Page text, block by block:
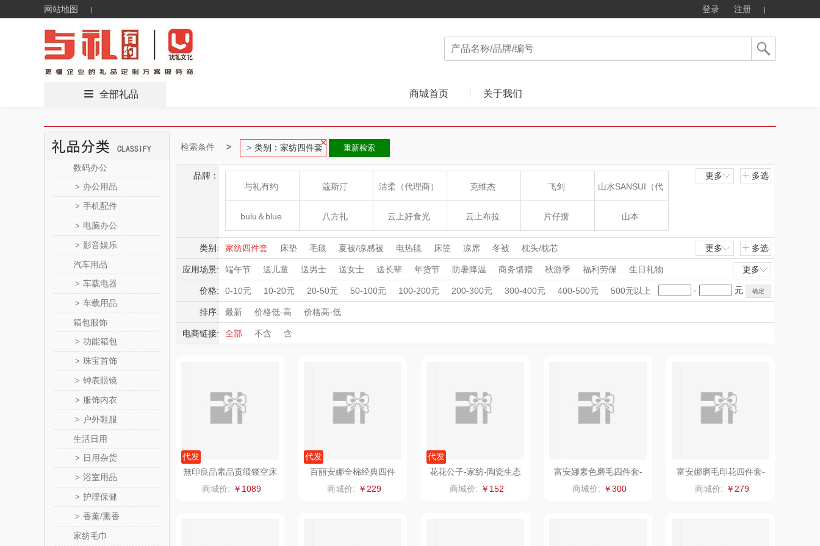
网站地图 登录 注册
全部礼品 商城首页 关于我们
数码办公
> 办公用品
> 手机配件
> 电脑办公
> 影音娱乐
汽车用品
> 车载电器
> 车载用品
箱包服饰
> 功能箱包
> 珠宝首饰
> 钟表眼镜
> 服饰内衣
> 户外鞋服
生活日用
> 日用杂货
> 浴室用品
> 护理保健
> 香薰/熏香
家纺毛巾
检索条件 类别：家纺四件套 重新检索
品牌：
与礼有约
蔻斯汀 洁柔（代理商） 克维杰 飞剑 山水SANSUI（代
理商）
bulu＆blue 八方礼 云上好食光 云上布拉 片仔癀 山本
新秀丽 夏普SHARP 东方沁 绽家 HOLOHOLO
momo（杯壶） 大嘴猴（杯壶厨具 MOVA 匠心萌宠 YOTTOY
西屋（运动户外） 非一FETANA
DGI
（线下款）
斯凯奇SKECHER 可口可乐Coca Col
a
十二夏天 百草味（代理商） LUING BOX
立白（包销款） 润本（套装） 戴可思
阿茜娅（AGIA）
润心 奈雪茶院 克洛特 竹盐
更多 多选
类别: 家纺四件套 床垫 毛毯 夏被/凉感被 电热毯 床笠 凉席 冬被 枕头/枕芯 更多 多选
应用场景: 端午节 送儿童 送男士 送女士 送长辈 年货节 防暑降温 商务馈赠 秋游季 福利劳保
生日礼物
积分礼品
周年庆礼品 春游踏青 开学季礼品 毕业季礼品 开门红专区 伴手礼盒 会议礼品
国潮文创
暖冬好物
外事出国 入职礼
高端送礼
开业乔迁 乡村振兴 定制案例 珠宝礼品 酒店旅游 高校礼品 女神节 奶企礼品
银行礼品
保险礼品
建材礼品 政企单位 房地产礼品 汽车礼品 进店礼 情人节 七夕节 建党节 圣诞节
教师节
更多
价格: 0-10元 10-20元 20-50元 50-100元 100-200元 200-300元 300-400元 400-500元 500元以上 - 元
排序: 最新 价格低-高 价格高-低
电商链接: 全部 不含 含
代发
無印良品素品贡缎镂空床
饰套件WYLP-TJ5063
商城价: ￥1089
代发
百丽安娜全棉经典四件
套-兔兔派对
商城价: ￥229
代发
花花公子-家纺-陶瓷生态
磨毛加厚四件套
商城价: ￥152
富安娜素色磨毛四件套-
静雅时光203*229cm
商城价: ￥300
富安娜磨毛印花四件套-
湖畔烟雨203*229
商城价: ￥279